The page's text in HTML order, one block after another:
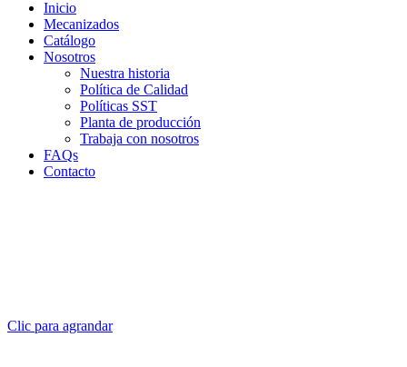
Inicio
Mecanizados
Catálogo
Nosotros
Nuestra historia
Política de Calidad
Políticas SST
Planta de producción
Trabaja con nosotros
FAQs
Contacto
Clic para agrandar